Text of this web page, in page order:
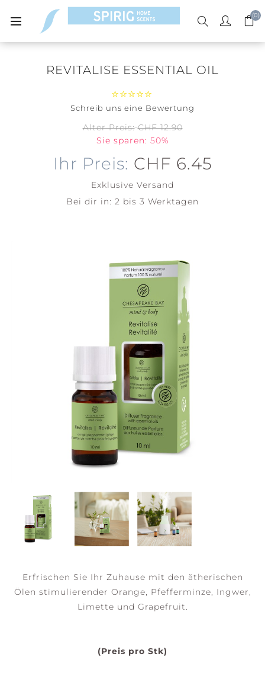
(0)
REVITALISE ESSENTIAL OIL
Schreib uns eine Bewertung
Alter Preis: CHF 12.90
Sie sparen: 50%
Ihr Preis: CHF 6.45
Exklusive Versand
Bei dir in: 2 bis 3 Werktagen
Erfrischen Sie Ihr Zuhause mit den ätherischen
Ölen stimulierender Orange, Pfefferminze, Ingwer,
Limette und Grapefruit.
(Preis pro Stk)